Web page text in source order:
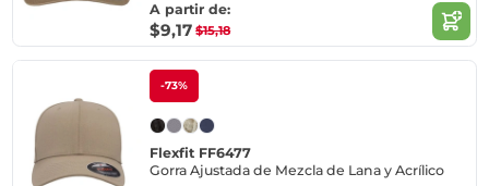
A partir de:
$9,17 $15,18
-73%
Flexfit FF6477
Gorra Ajustada de Mezcla de Lana y Acrílico